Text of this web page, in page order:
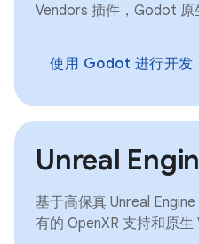
Vendors 插件，Godot 原
使用 Godot 进行开发
Unreal
基于高保真 Unreal
有的 OpenXR 支持和原生